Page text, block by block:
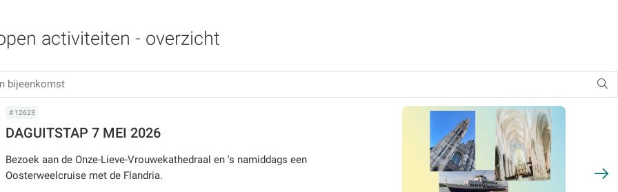
activiteiten - overzicht
# 12623
DAGUITSTAP 7 MEI 2026
Bezoek aan de Onze-Lieve-Vrouwekathedraal en 's namiddags een
Oosterweelcruise met de Flandria.